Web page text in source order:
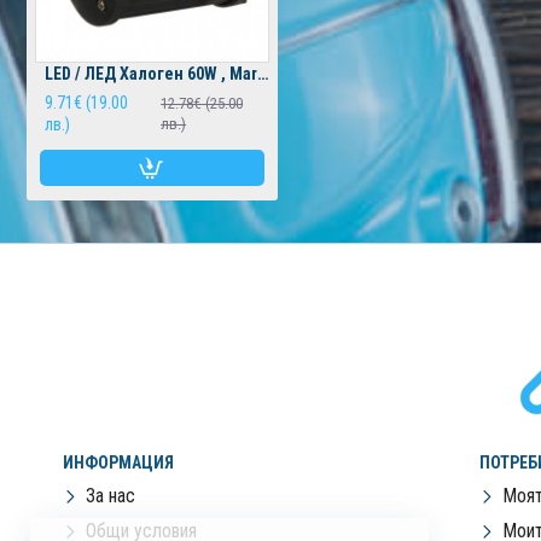
LED / ЛЕД Халоген 60W , Mar-Pol
9.71€ (19.00
лв.)
12.78€ (25.00
лв.)
ИНФОРМАЦИЯ
За нас
Общи условия